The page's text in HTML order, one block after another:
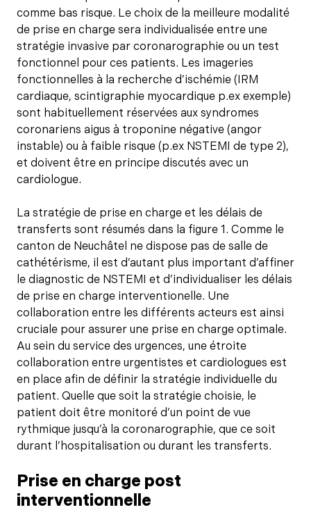
comme bas risque. Le choix de la meilleure modalité
de prise en charge sera individualisée entre une
stratégie invasive par coronarographie ou un test
fonctionnel pour ces patients. Les imageries
fonctionnelles à la recherche d’ischémie (IRM
cardiaque, scintigraphie myocardique p.ex exemple)
sont habituellement réservées aux syndromes
coronariens aigus à troponine négative (angor
instable) ou à faible risque (p.ex NSTEMI de type 2),
et doivent être en principe discutés avec un
cardiologue.
La stratégie de prise en charge et les délais de
transferts sont résumés dans la figure 1. Comme le
canton de Neuchâtel ne dispose pas de salle de
cathétérisme, il est d’autant plus important d’affiner
le diagnostic de NSTEMI et d’individualiser les délais
de prise en charge interventionelle. Une
collaboration entre les différents acteurs est ainsi
cruciale pour assurer une prise en charge optimale.
Au sein du service des urgences, une étroite
collaboration entre urgentistes et cardiologues est
en place afin de définir la stratégie individuelle du
patient. Quelle que soit la stratégie choisie, le
patient doit être monitoré d’un point de vue
rythmique jusqu’à la coronarographie, que ce soit
durant l’hospitalisation ou durant les transferts.
Prise en charge post
interventionnelle